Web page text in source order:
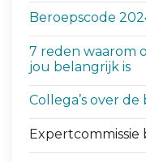
Beroepscode
7 reden waarom
jou belangrijk is
Collega’s over
Expertcommissie